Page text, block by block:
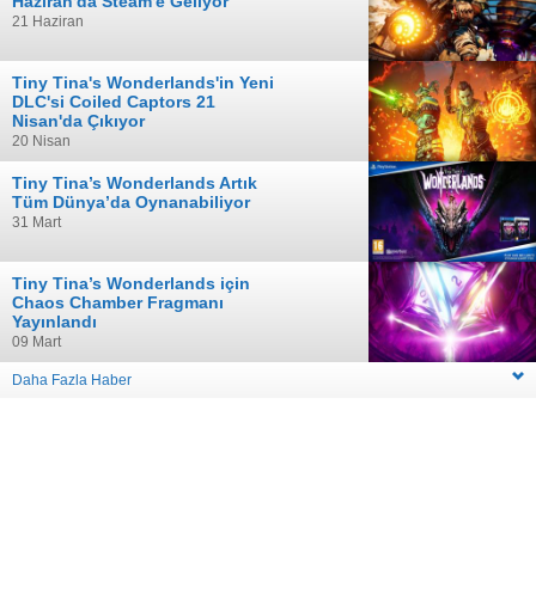
21 Haziran
Tiny Tina's Wonderlands'in Yeni
DLC'si Coiled Captors 21
Nisan'da Çıkıyor
20 Nisan
Tiny Tina’s Wonderlands Artık
Tüm Dünya’da Oynanabiliyor
31 Mart
Tiny Tina’s Wonderlands için
Chaos Chamber Fragmanı
Yayınlandı
09 Mart
Daha Fazla Haber